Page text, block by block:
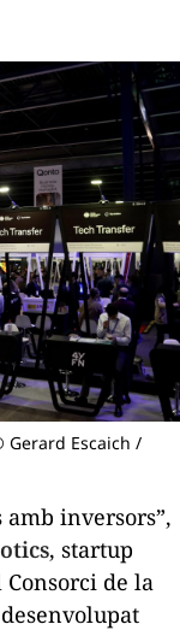
Escaich /
inversors”,
, startup
Consorci de la